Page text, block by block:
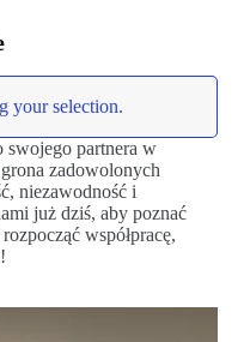
your selection.
partnera w
zadowolonych
niezawodność i
już dziś, aby poznać
współpracę,